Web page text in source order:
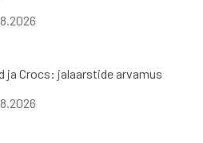
ja Crocs: jalaarstide arvamus